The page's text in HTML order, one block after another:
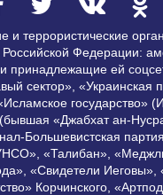
и террористические
Федерации:
принадлежащие ей
сектор», «Украинская
государство»
«Джабхат ан-
Большевистская
«Талибан»,
«Свидетели Иеговы»,
Корчинского,